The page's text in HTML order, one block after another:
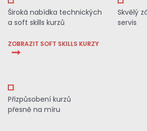
Široká nabídka technických
a soft skills kurzů
ZOBRAZIT SOFT SKILLS KURZY
Skvělý
servis
Přizpůsobení kurzů
přesně na míru